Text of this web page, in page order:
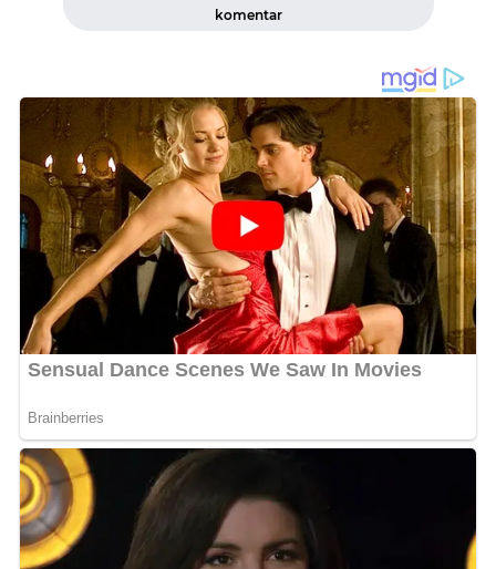
komentar